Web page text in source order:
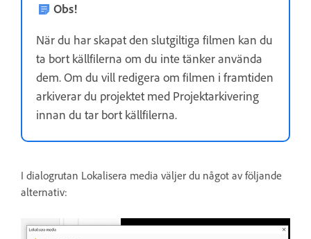
Obs!
När du har skapat den slutgiltiga filmen kan du
ta bort källfilerna om du inte tänker använda
dem. Om du vill redigera om filmen i framtiden
arkiverar du projektet med Projektarkivering
innan du tar bort källfilerna.
I dialogrutan Lokalisera media väljer du något av följande
alternativ: